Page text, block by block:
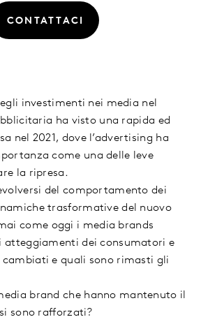
CONTATTACI
investimenti nei media nel
ha visto una rapida ed
nel 2021, dove l’advertising ha
come una delle leve
la ripresa.
del comportamento dei
trasformative del nuovo
come oggi i media brands
atteggiamenti dei consumatori e
cambiati e quali sono rimasti gli
brand che hanno mantenuto il
sono rafforzati?